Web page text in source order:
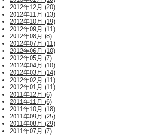
2012年12月 (20)
2012年11月 (13)
2012年10月 (19)
2012年09月 (11)
2012年08月 (8)
2012年07月 (11)
2012年06月 (10)
2012年05月 (7)
2012年04月 (10)
2012年03月 (14)
2012年02月 (11)
2012年01月 (11)
2011年12月 (6)
2011年11月 (6)
2011年10月 (18)
2011年09月 (25)
2011年08月 (29)
2011年07月 (7)